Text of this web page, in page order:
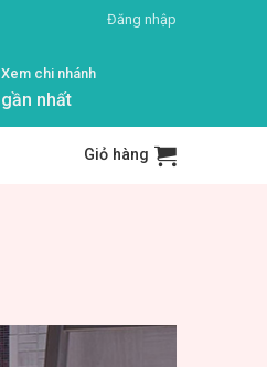
Đăng nhập
Xem chi nhánh
gần nhất
Giỏ hàng